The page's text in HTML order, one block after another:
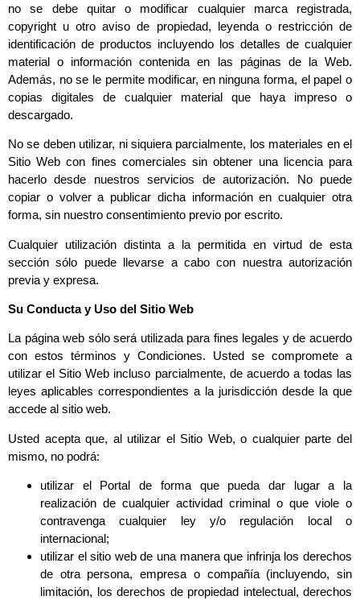
no se debe quitar o modificar cualquier marca registrada,
copyright u otro aviso de propiedad, leyenda o restricción de
identificación de productos incluyendo los detalles de cualquier
material o información contenida en las páginas de la Web.
Además, no se le permite modificar, en ninguna forma, el papel o
copias digitales de cualquier material que haya impreso o
descargado.
No se deben utilizar, ni siquiera parcialmente, los materiales en el
Sitio Web con fines comerciales sin obtener una licencia para
hacerlo desde nuestros servicios de autorización. No puede
copiar o volver a publicar dicha información en cualquier otra
forma, sin nuestro consentimiento previo por escrito.
Cualquier utilización distinta a la permitida en virtud de esta
sección sólo puede llevarse a cabo con nuestra autorización
previa y expresa.
Su Conducta y Uso del Sitio Web
La página web sólo será utilizada para fines legales y de acuerdo
con estos términos y Condiciones. Usted se compromete a
utilizar el Sitio Web incluso parcialmente, de acuerdo a todas las
leyes aplicables correspondientes a la jurisdicción desde la que
accede al sitio web.
Usted acepta que, al utilizar el Sitio Web, o cualquier parte del
mismo, no podrá:
utilizar el Portal de forma que pueda dar lugar a la
realización de cualquier actividad criminal o que viole o
contravenga cualquier ley y/o regulación local o
internacional;
utilizar el sitio web de una manera que infrinja los derechos
de otra persona, empresa o compañía (incluyendo, sin
limitación, los derechos de propiedad intelectual, derechos